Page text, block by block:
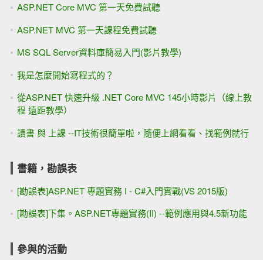
ASP.NET Core MVC 第一天免費試聽
ASP.NET MVC 第一天課程免費試聽
MS SQL Server資料庫簡易入門(影片教學)
我是怎麼開始寫程式的？
從ASP.NET 快速升級 .NET Core MVC 145小時影片（線上教
程 遠距教學）
讀書 與 上課 --IT技術很簡單啦，隨便上網看看、找範例就行
書籍，勘誤表
[勘誤表]ASP.NET 專題實務 I - C#入門實戰(VS 2015版)
[勘誤表]下集。ASP.NET專題實務(II) --範例應用與4.5新功能
參與的活動